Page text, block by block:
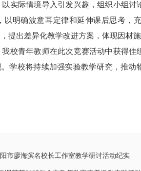
实际情境导入引发兴趣，组织小组
以明确波意耳定律和延伸课后思考，
提出差异化教学改进方案，体现因材
青年教师在此次竞赛活动中获得佳
学校将持续加强实验教学研究，推
市廖海滨名校长工作室教学研讨活动纪实